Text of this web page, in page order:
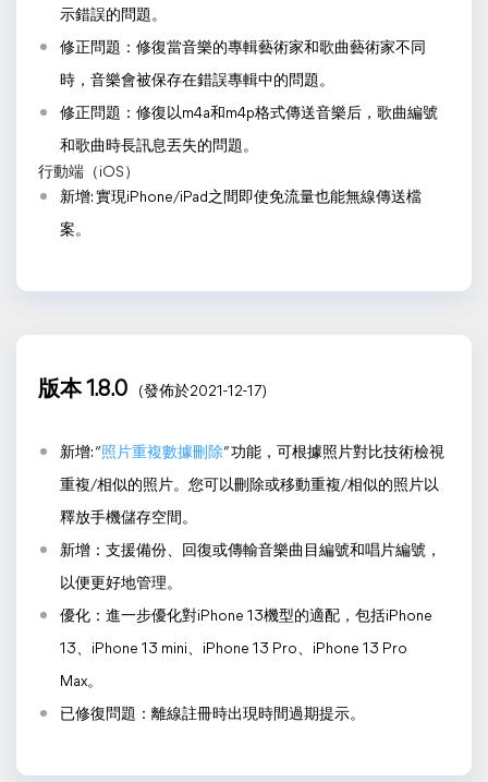
示錯誤的問題。
修正問題：修復當音樂的專輯藝術家和歌曲藝術家不同
時，音樂會被保存在錯誤專輯中的問題。
修正問題：修復以m4a和m4p格式傳送音樂后，歌曲編號
和歌曲時長訊息丟失的問題。
行動端（iOS）
新增: 實現iPhone/iPad之間即使免流量也能無線傳送檔
案。
版本 1.8.0 (發佈於2021-12-17)
新增: “照片重複數據刪除” 功能，可根據照片對比技術檢視
重複/相似的照片。您可以刪除或移動重複/相似的照片以
釋放手機儲存空間。
新增：支援備份、回復或傳輸音樂曲目編號和唱片編號，
以便更好地管理。
優化：進一步優化對iPhone 13機型的適配，包括iPhone
13、iPhone 13 mini、iPhone 13 Pro、iPhone 13 Pro
Max。
已修復問題：離線註冊時出現時間過期提示。